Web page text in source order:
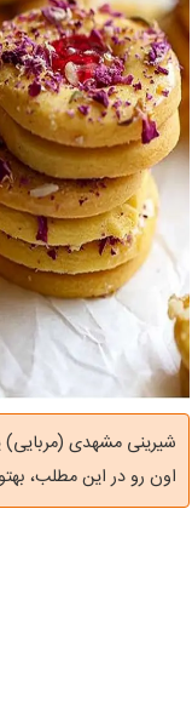
شیرینی مشهدی
اون رو در این مطلب،